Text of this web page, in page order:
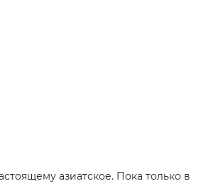
азиатское. Пока только в